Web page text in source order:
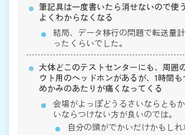
筆記具は一度書いたら消せないので使
よくわからなくなる
結局、データ移行の問題で転送量
ったくらいでした。
大体どこのテストセンターにも、周囲
ウト用のヘッドホンがあるが、1時間
めかみのあたりが痛くなってくる
会場がよっぽどうるさいならとも
いならつけない方が良いのでは。
自分の頭がでかいだけかもしれ